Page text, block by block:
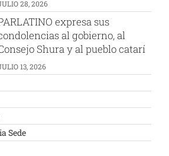
28, 2026
expresa sus
al gobierno, al
Shura y al pueblo catarí
13, 2026
Sede